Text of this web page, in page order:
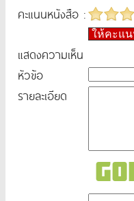
คะแนนหนังสือ :
ให้คะแ
แสดงความเห็น
หัวข้อ
รายละเอียด